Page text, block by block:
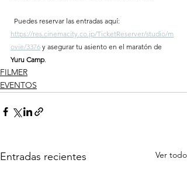
  Puedes reservar las entradas aquí:
https://res.cinemacity.co.jp/TicketReserver/studio/m
ovie/3376 y asegurar tu asiento en el maratón de
Yuru Camp.
FILMER
EVENTOS
Entradas recientes Ver todo